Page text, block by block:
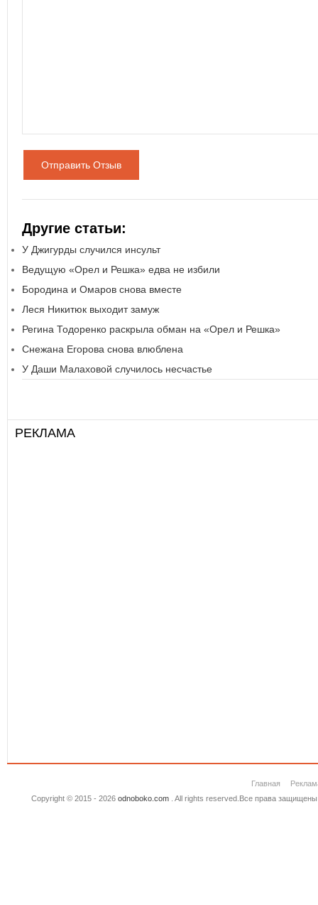
Отправить Отзыв
Другие статьи:
У Джигурды случился инсульт
Ведущую «Орел и Решка» едва не избили
Бородина и Омаров снова вместе
Леся Никитюк выходит замуж
Регина Тодоренко раскрыла обман на «Орел и Решка»
Снежана Егорова снова влюблена
У Даши Малаховой случилось несчастье
РЕКЛАМА
Главная
Copyright © 2015 - 2026 odnoboko.com. All rights reserved.Все права защищены.